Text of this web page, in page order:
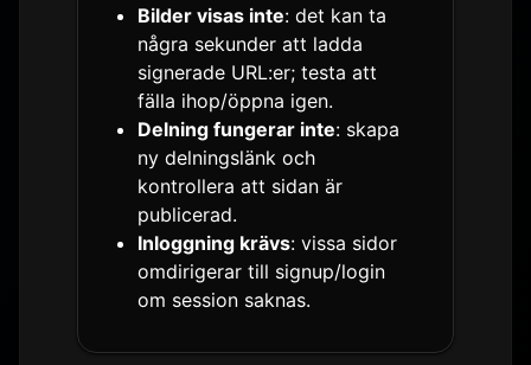
Bilder visas inte: det kan ta
några sekunder att ladda
signerade URL:er; testa att
fälla ihop/öppna igen.
Delning fungerar inte: skapa
ny delningslänk och
kontrollera att sidan är
publicerad.
Inloggning krävs: vissa sidor
omdirigerar till signup/login
om session saknas.